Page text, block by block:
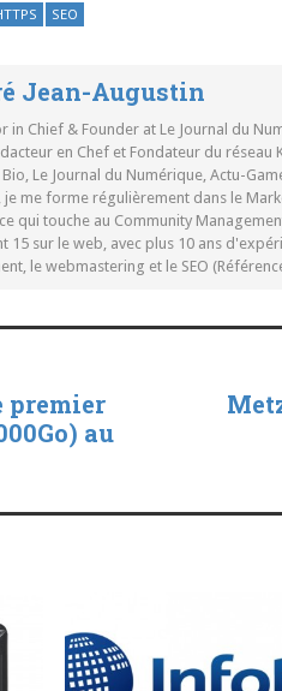
SEO
Jean-Augustin
in Chief & Founder at Le Journal du
en Chef et Fondateur du
Le Journal du Numérique, Actu-
je me forme régulièrement dans le
qui touche au Community
15 sur le web, avec plus 10 ans
le webmastering et le SEO
premier
au